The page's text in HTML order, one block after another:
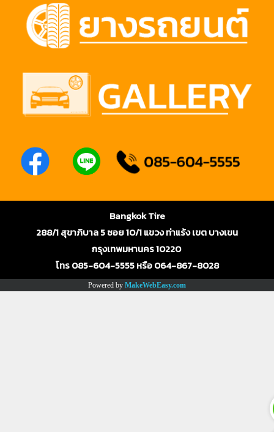
Bangkok Tire
288/1 สุขาภิบาล 5 ซอย 10/1 แขวง ท่าแร้ง เขต บางเขน
กรุงเทพมหานคร 10220
โทร 085-604-5555 หรือ 064-867-8028
Powered by MakeWebEasy.com